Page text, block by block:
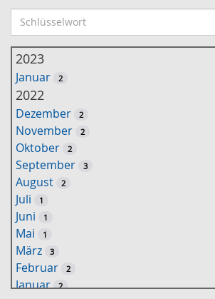
c
h
ü
w
o
r
u
c
2023
Januar 2
2022
Dezember 2
November 2
Oktober 2
September 3
August 2
Juli 1
Juni 1
Mai 1
März 3
Februar 2
Januar 2